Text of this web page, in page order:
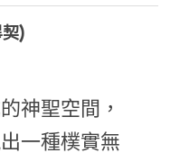
)
神聖空間，
一種樸實無